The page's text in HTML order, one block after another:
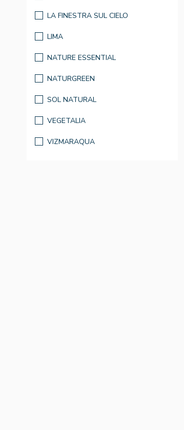
LA FINESTRA SUL CIELO
LIMA
NATURE ESSENTIAL
NATURGREEN
SOL NATURAL
VEGETALIA
VIZMARAQUA